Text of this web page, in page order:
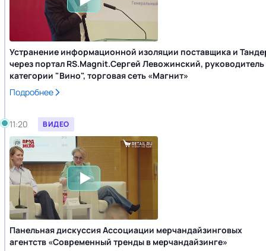
Устранение информационной изоляции поставщика и
через портал RS.Magnit.Сергей Левожинский, руководитель
категории "Вино", торговая сеть «Магнит»
Подробнее
11:20 ВИДЕО
Панельная дискуссия Ассоциации мерчандайзинговых
агентств «Современный тренды в мерчандайзинге»